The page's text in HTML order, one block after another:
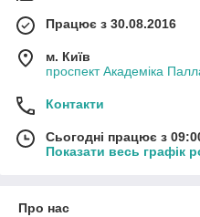
Працює з 30.08.2016
м. Київ
проспект Академіка
Контакти
Сьогодні працює з
Показати весь графік
Про нас